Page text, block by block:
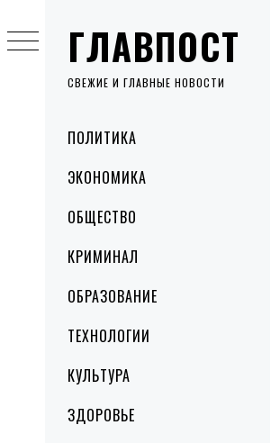
ГЛАВПОСТ
СВЕЖИЕ И ГЛАВНЫЕ НОВОСТИ
MenuПОЛИТИКА
ЭКОНОМИКА
ОБЩЕСТВО
КРИМИНАЛ
ОБРАЗОВАНИЕ
ТЕХНОЛОГИИ
КУЛЬТУРА
ЗДОРОВЬЕ
to
content